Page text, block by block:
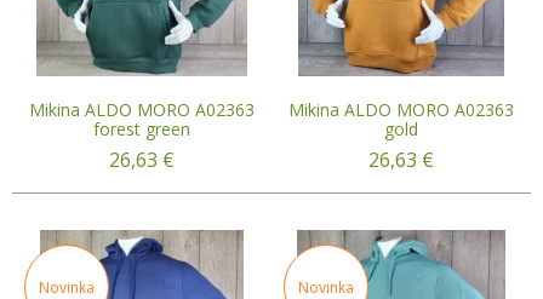
Mikina ALDO MORO A02363
forest green
26,63 €
Mikina ALDO MORO A02363
gold
26,63 €
Novinka Novinka